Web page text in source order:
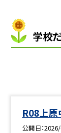
学校
R08上原
公開日